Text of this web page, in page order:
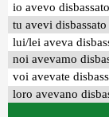
io avevo disbassato
tu avevi disbassato
lui/lei aveva
noi avevamo
voi avevate
loro avevano